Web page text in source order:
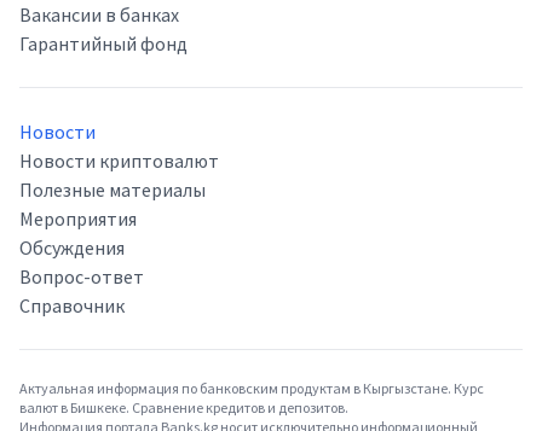
Вакансии в банках
Гарантийный фонд
Новости
Новости криптовалют
Полезные материалы
Мероприятия
Обсуждения
Вопрос-ответ
Справочник
Актуальная информация по банковским продуктам в Кыргызстане. Курс
валют в Бишкеке. Сравнение кредитов и депозитов.
Информация портала Banks.kg носит исключительно информационный